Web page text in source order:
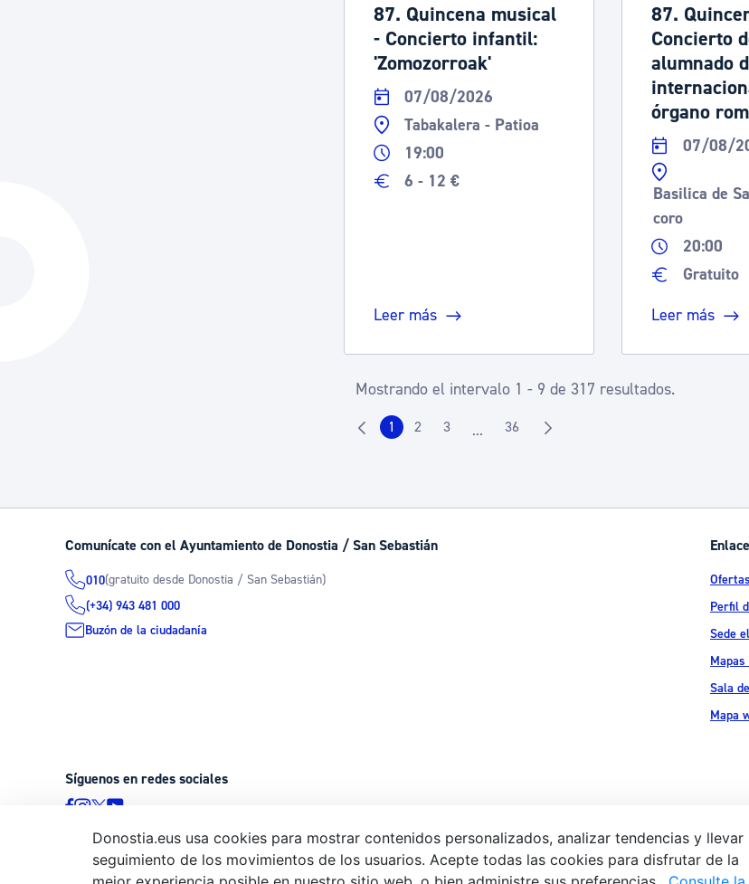
87. Quincena musical
- Concierto infantil:
'Zomozorroak'
07/08/2026
Tabakalera - Patioa
19:00
6 - 12 €
Leer más
87.
Concierto
alumnado
órgano
07/08/
Basilica de
coro
20:00
Gratuito
Leer más
Mostrando el intervalo 1 - 9 de 317 resultados.
Página
1 Página
2 Página
3 ...Páginas intermedias Use TAB para
Página
36
Comunícate con el Ayuntamiento de Donostia / San Sebastián
010(gratuito desde Donostia / San Sebastián)
(+34) 943 481 000
Buzón de la ciudadanía
Perfil
Sede
Sala
Mapa
Síguenos en redes sociales
© Donostiako Udala - Ayuntamiento de Donostia / San Sebastián Ijentea 1,
Donostia.eus usa cookies para mostrar contenidos personalizados, analizar tendencias y llevar
seguimiento de los movimientos de los usuarios. Acepte todas las cookies para disfrutar de la